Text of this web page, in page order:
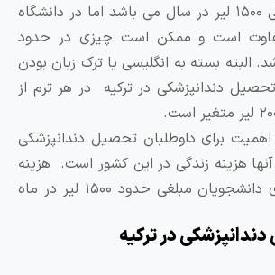
دندانپزشکی ۱۵۰۰ لیر در سال می باشد اما در دانشگاه
و ممکن است چیزی در حدود
بسته به انگلیسی یا ترک زبان بودن
در ترکیه در هر ترم از
داوطلبان تحصیل دندانپزشکی
زندگی در این کشور است. هزینه
زندگی در ترکیه برای دانشجویان مبلغی حدود ۱۵۰۰ لیر در ماه
در ترکیه